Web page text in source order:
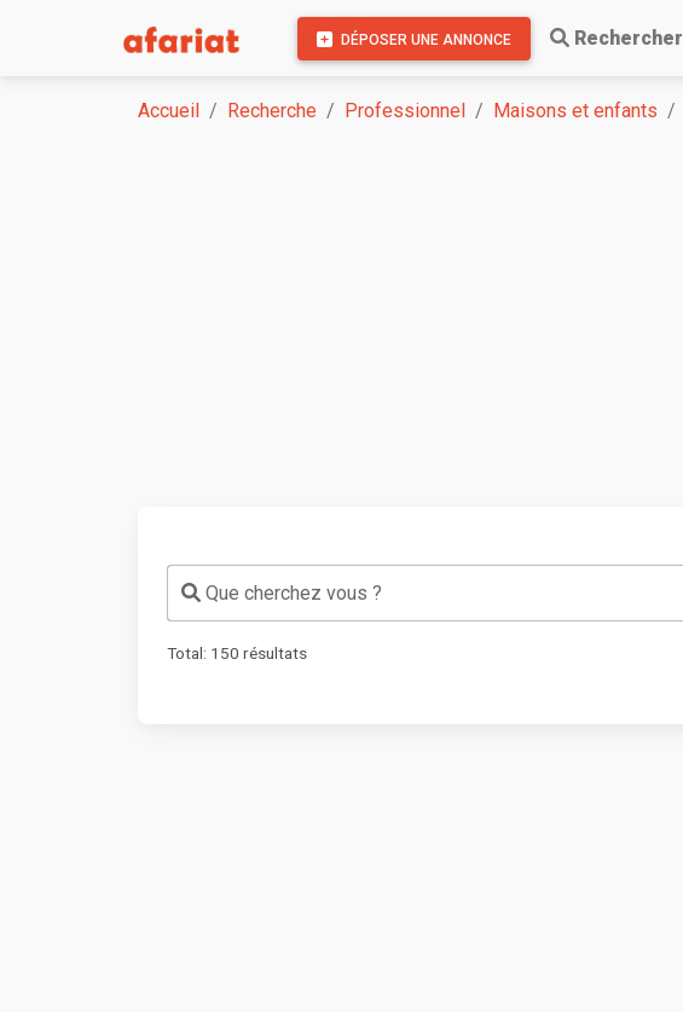
DÉPOSER UNE ANNONCE Rechercher
Accueil Recherche Professionnel Maisons et enfants
Que cherchez vous ?
Total: 150 résultats